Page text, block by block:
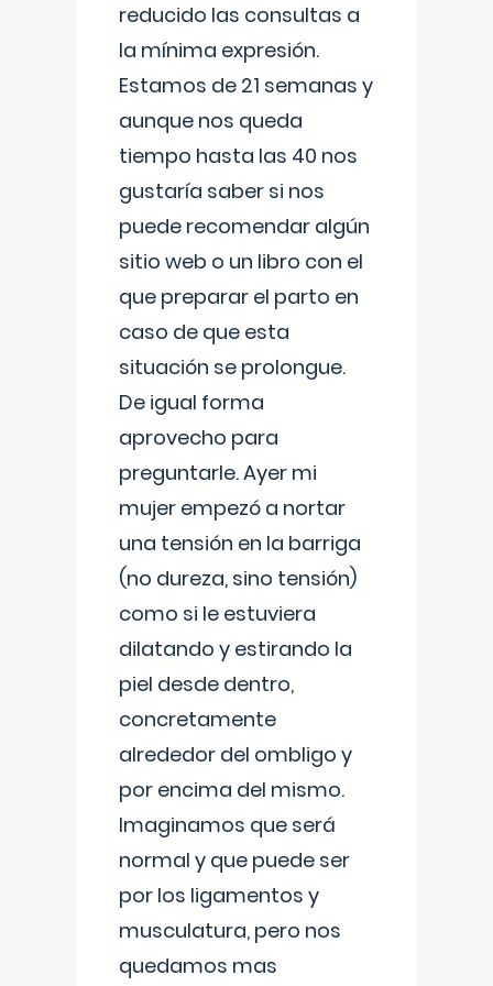
reducido las consultas a
la mínima expresión.
Estamos de 21 semanas y
aunque nos queda
tiempo hasta las 40 nos
gustaría saber si nos
puede recomendar algún
sitio web o un libro con el
que preparar el parto en
caso de que esta
situación se prolongue.
De igual forma
aprovecho para
preguntarle. Ayer mi
mujer empezó a nortar
una tensión en la barriga
(no dureza, sino tensión)
como si le estuviera
dilatando y estirando la
piel desde dentro,
concretamente
alrededor del ombligo y
por encima del mismo.
Imaginamos que será
normal y que puede ser
por los ligamentos y
musculatura, pero nos
quedamos mas